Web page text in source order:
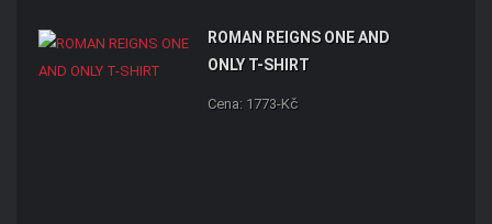
ROMAN REIGNS ONE AND
ONLY T-SHIRT
Cena: 1773-Kč